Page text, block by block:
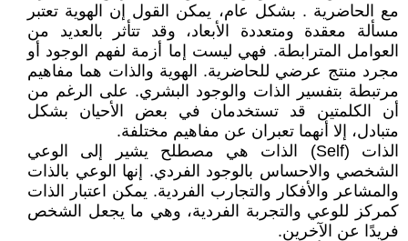
مع الحاضرية . بشكل عام، يمكن القول إن الهوية تعتبر
مسألة معقدة ومتعددة الأبعاد، وقد تتأثر بالعديد من
العوامل المترابطة. فهي ليست إما أزمة لفهم الوجود أو
مجرد منتج عرضي للحاضرية. الهوية والذات هما مفاهيم
مرتبطة بتفسير الذات والوجود البشري. على الرغم من
أن الكلمتين قد تستخدمان في بعض الأحيان بشكل
متبادل، إلا أنهما تعبران عن مفاهيم مختلفة.
الذات (Self) الذات هي مصطلح يشير إلى الوعي
الشخصي والاحساس بالوجود الفردي. إنها الوعي بالذات
والمشاعر والأفكار والتجارب الفردية. يمكن اعتبار الذات
كمركز للوعي والتجربة الفردية، وهي ما يجعل الشخص
فريدًا عن الآخرين.